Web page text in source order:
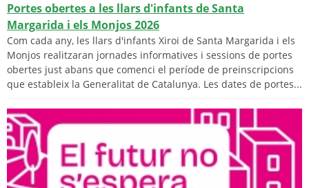
Portes obertes a les llars d'infants de Santa
Margarida i els Monjos 2026
Com cada any, les llars d'infants Xiroi de Santa Margarida i els
Monjos realitzaran jornades informatives i sessions de portes
obertes just abans que comenci el període de preinscripcions
que estableix la Generalitat de Catalunya. Les dates de portes...